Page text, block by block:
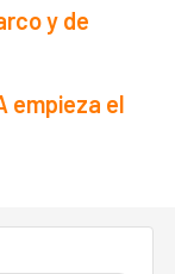
y de
empieza el